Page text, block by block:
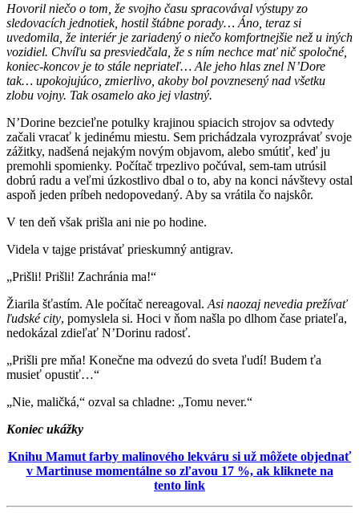
Hovoril niečo o tom, že svojho času spracovával výstupy zo
sledovacích jednotiek, hostil štábne porady… Áno, teraz si
uvedomila, že interiér je zariadený o niečo komfortnejšie než u iných
vozidiel. Chvíľu sa presviedčala, že s ním nechce mať nič spoločné,
koniec-koncov je to stále nepriateľ… Ale jeho hlas znel N’Dore
tak… upokojujúco, zmierlivo, akoby bol povznesený nad všetku
zlobu vojny. Tak osamelo ako jej vlastný.
N’Dorine bezcieľne potulky krajinou spiacich strojov sa odvtedy
začali vracať k jedinému miestu. Sem prichádzala vyrozprávať svoje
zážitky, nadšená nejakým novým objavom, alebo smútiť, keď ju
premohli spomienky. Počítač trpezlivo počúval, sem-tam utrúsil
dobrú radu a veľmi úzkostlivo dbal o to, aby na konci návštevy ostal
aspoň jeden príbeh nedopovedaný. Aby sa vrátila čo najskôr.
V ten deň však prišla ani nie po hodine.
Videla v tajge pristávať prieskumný antigrav.
„Prišli! Prišli! Zachránia ma!“
Žiarila šťastím. Ale počítač nereagoval. Asi naozaj nevedia prežívať
ľudské city, pomyslela si. Hoci v ňom našla po dlhom čase priateľa,
nedokázal zdieľať N’Dorinu radosť.
„Prišli pre mňa! Konečne ma odvezú do sveta ľudí! Budem ťa
musieť opustiť…“
„Nie, maličká,“ ozval sa chladne: „Tomu never.“
Koniec ukážky
Knihu Mamut farby malinového lekváru si už môžete objednať
v Martinuse momentálne so zľavou 17 %, ak kliknete na
tento link